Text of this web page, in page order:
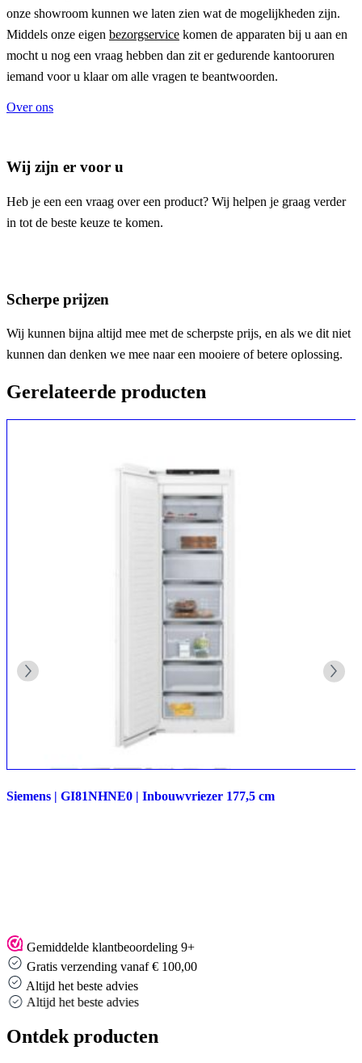
onze showroom kunnen we laten zien wat de mogelijkheden zijn.
Middels onze eigen bezorgservice komen de apparaten bij u aan en
mocht u nog een vraag hebben dan zit er gedurende kantooruren
iemand voor u klaar om alle vragen te beantwoorden.
Over ons
Wij zijn er voor u
Heb je een een vraag over een product? Wij helpen je graag verder
in tot de beste keuze te komen.
Scherpe prijzen
Wij kunnen bijna altijd mee met de scherpste prijs, en als we dit niet
kunnen dan denken we mee naar een mooiere of betere oplossing.
Gerelateerde producten
Siemens | GI81NHNE0 | Inbouwvriezer 177,5 cm
Gemiddelde klantbeoordeling 9+
Gratis verzending vanaf € 100,00
Altijd het beste advies
Altijd het beste advies
Ontdek producten